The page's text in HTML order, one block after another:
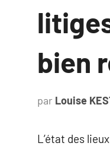
bien
par Louise
L’état des